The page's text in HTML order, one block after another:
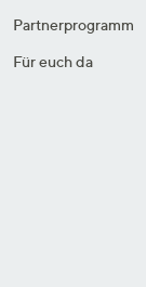
Partnerprogramm
Für euch da